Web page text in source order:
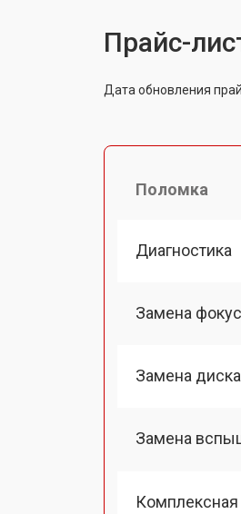
Прайс-
Дата обновления
Поломка
Диагностика
Замена
Замена
Замена
Комплексная